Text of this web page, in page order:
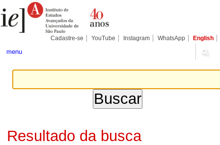
para
conteúdo.
Pessoais
Cadastre-se YouTube Instagram WhatsApp English
menu
Resultado da busca